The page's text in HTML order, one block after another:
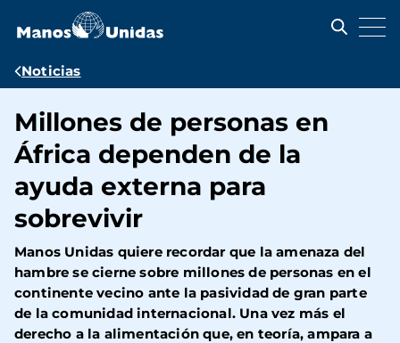
contenido
Ruta
navegación
Noticias
Millones de personas en
África dependen de la
ayuda externa para
sobrevivir
Manos Unidas quiere recordar que la amenaza del
hambre se cierne sobre millones de personas en el
continente vecino ante la pasividad de gran parte
de la comunidad internacional. Una vez más el
derecho a la alimentación que, en teoría, ampara a